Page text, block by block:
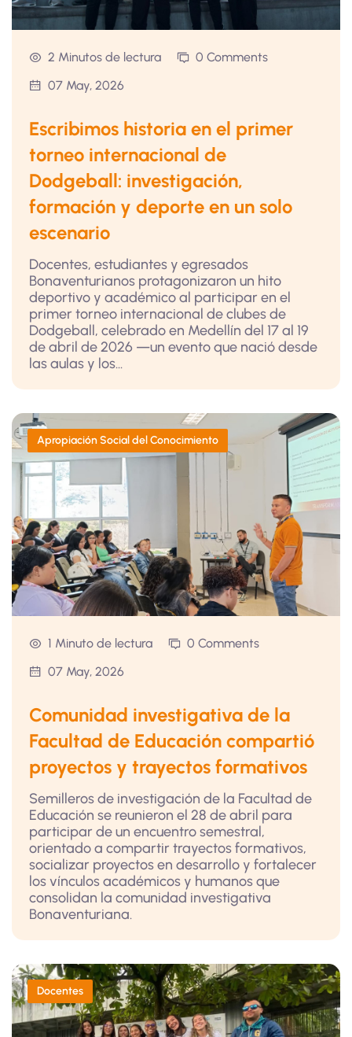
2 Minutos de lectura
0 Comments
07 May, 2026
Escribimos historia en el primer
torneo internacional de
Dodgeball: investigación,
formación y deporte en un solo
escenario
Docentes, estudiantes y egresados
Bonaventurianos protagonizaron un hito
deportivo y académico al participar en el
primer torneo internacional de clubes de
Dodgeball, celebrado en Medellín del 17 al 19
de abril de 2026 —un evento que nació desde
las aulas y los...
Apropiación Social del Conocimiento
1 Minuto de lectura
0 Comments
07 May, 2026
Comunidad investigativa de la
Facultad de Educación compartió
proyectos y trayectos formativos
Semilleros de investigación de la Facultad de
Educación se reunieron el 28 de abril para
participar de un encuentro semestral,
orientado a compartir trayectos formativos,
socializar proyectos en desarrollo y fortalecer
los vínculos académicos y humanos que
consolidan la comunidad investigativa
Bonaventuriana.
Docentes